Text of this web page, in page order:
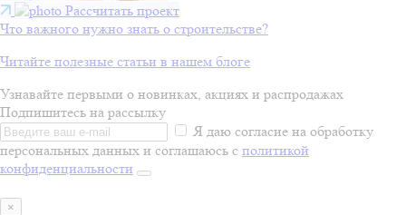
Рассчитать проект
Что важного нужно знать о строительстве?
Читайте полезные статьи в нашем блоге
Узнавайте первыми о новинках, акциях и распродажах
Подпишитесь на рассылку
Я даю согласие на обработку
персональных данных и соглашаюсь с политикой
конфиденциальности
×